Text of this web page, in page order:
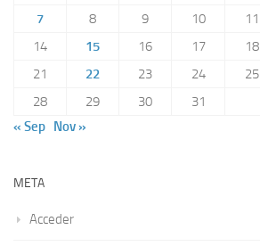
7
8 9 10 11
14
15 16 17 18
21
22 23 24 25
28
29 30
31
« Sep Nov »
META
Acceder